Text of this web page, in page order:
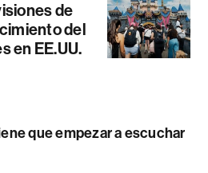
de
del
en EE.UU.
que empezar a escuchar